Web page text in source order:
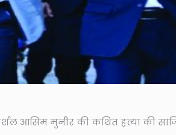
आसिम मुनीर की कथित हत्या की